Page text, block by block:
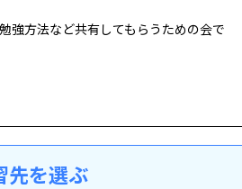
強方法など共有してもらうための会で
先を選ぶ